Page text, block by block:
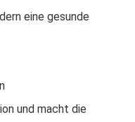
eine gesunde
und macht die